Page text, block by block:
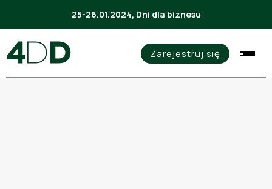
25-26.01.2024, Dni dla biznesu
Zarejestruj się